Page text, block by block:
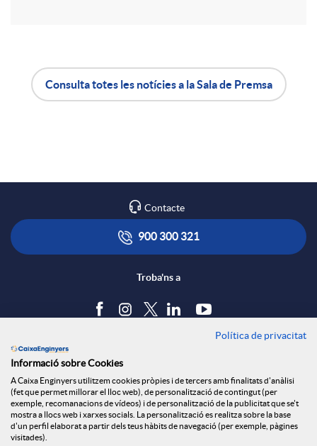
X
a
x
e
s
i
c
i
ó
a
l
Consulta totes les notícies a la Sala de Premsa
Contacte
900 300 321
Troba'ns a
Política de cookies
Avís legal
Seguretat Online
Política de privacitat
Informació sobre Cookies
A Caixa Enginyers utilitzem cookies pròpies i de tercers amb finalitats d'anàlisi
(fet que permet millorar el lloc web), de personalització de contingut (per
exemple, recomanacions de vídeos) i de personalització de la publicitat que se't
mostra a llocs web i xarxes socials. La personalització es realitza sobre la base
d'un perfil elaborat a partir dels teus hàbits de navegació (per exemple, pàgines
visitades).